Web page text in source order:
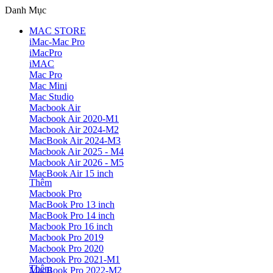
Danh Mục
MAC STORE
iMac-Mac Pro
iMacPro
iMAC
Mac Pro
Mac Mini
Mac Studio
Macbook Air
Macbook Air 2020-M1
Macbook Air 2024-M2
MacBook Air 2024-M3
Macbook Air 2025 - M4
Macbook Air 2026 - M5
MacBook Air 15 inch
Thêm
Macbook Pro
MacBook Pro 13 inch
MacBook Pro 14 inch
Macbook Pro 16 inch
Macbook Pro 2019
Macbook Pro 2020
Macbook Pro 2021-M1
MacBook Pro 2022-M2
Thêm